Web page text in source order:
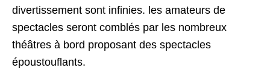
divertissement sont infinies. les amateurs de
spectacles seront comblés par les nombreux
théâtres à bord proposant des spectacles
époustouflants.